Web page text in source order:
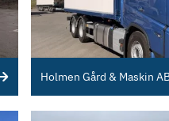
Holmen Gård & Maskin